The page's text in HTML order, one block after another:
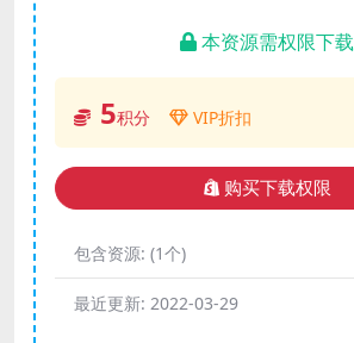
本资源需权限下载
5积分 VIP折扣
购买下载权限
包含资源: (1个)
最近更新: 2022-03-29